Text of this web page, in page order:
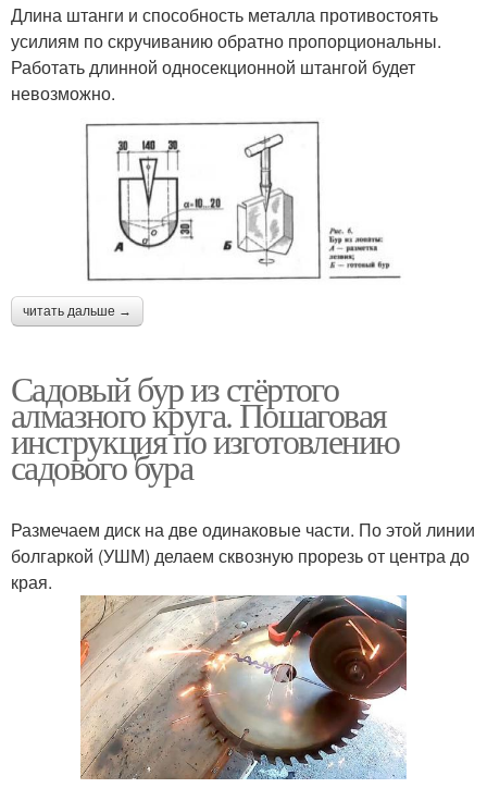
Длина штанги и способность металла противостоять
усилиям по скручиванию обратно пропорциональны.
Работать длинной односекционной штангой будет
невозможно.
читать дальше →
Садовый бур из стёртого
алмазного круга. Пошаговая
инструкция по изготовлению
садового бура
Размечаем диск на две одинаковые части. По этой линии
болгаркой (УШМ) делаем сквозную прорезь от центра до
края.